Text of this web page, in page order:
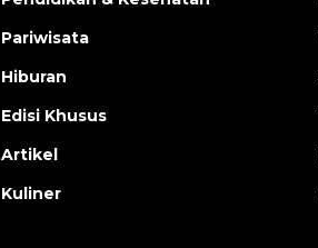
Pariwisata
Hiburan
Edisi Khusus
Artikel
Kuliner